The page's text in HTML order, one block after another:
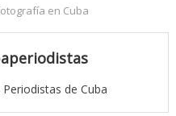
en Cuba
de Cuba